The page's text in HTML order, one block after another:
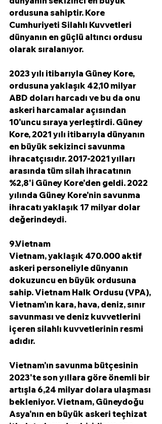
ordusuna sahiptir. Kore
Cumhuriyeti Silahlı Kuvvetleri
dünyanın en güçlü altıncı ordusu
olarak sıralanıyor.
2023 yılı itibarıyla Güney Kore,
ordusuna yaklaşık 42,10 milyar
ABD doları harcadı ve bu da onu
askeri harcamalar açısından
10'uncu sıraya yerleştirdi. Güney
Kore, 2021 yılı itibarıyla dünyanın
en büyük sekizinci savunma
ihracatçısıdır. 2017-2021 yılları
arasında tüm silah ihracatının
%2,8'i Güney Kore'den geldi. 2022
yılında Güney Kore'nin savunma
ihracatı yaklaşık 17 milyar dolar
değerindeydi.
9.Vietnam
Vietnam, yaklaşık 470.000 aktif
askeri personeliyle dünyanın
dokuzuncu en büyük ordusuna
sahip. Vietnam Halk Ordusu (VPA),
Vietnam'ın kara, hava, deniz, sınır
savunması ve deniz kuvvetlerini
içeren silahlı kuvvetlerinin resmi
adıdır.
Vietnam'ın savunma bütçesinin
2023'te son yıllara göre önemli bir
artışla 6,24 milyar dolara ulaşması
bekleniyor. Vietnam, Güneydoğu
Asya'nın en büyük askeri teçhizat